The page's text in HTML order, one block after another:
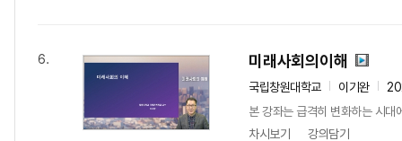
6. 미래사회의이해
국립창원대학교 이기완
본 강좌는 급격히 변화하는 시
차시보기
강의담기